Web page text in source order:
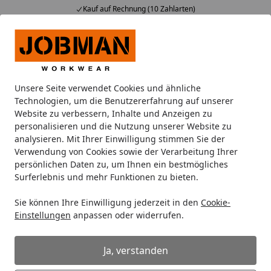
Unsere Seite verwendet Cookies und ähnliche
Technologien, um die Benutzererfahrung auf unserer
Website zu verbessern, Inhalte und Anzeigen zu
personalisieren und die Nutzung unserer Website zu
analysieren. Mit Ihrer Einwilligung stimmen Sie der
Verwendung von Cookies sowie der Verarbeitung Ihrer
persönlichen Daten zu, um Ihnen ein bestmögliches
Surferlebnis und mehr Funktionen zu bieten.
Sie können Ihre Einwilligung jederzeit in den Cookie-
Einstellungen anpassen oder widerrufen.
Ja, verstanden
Kauf auf Rechnung (10 Zahlarten)
Alle Produkte
Mein Konto
Suchen
Startseite
Oberbekleidung Sicherheitsoveralls Jobman 4037
Jobman 4037 Schweißeroverall XS
Schwarz